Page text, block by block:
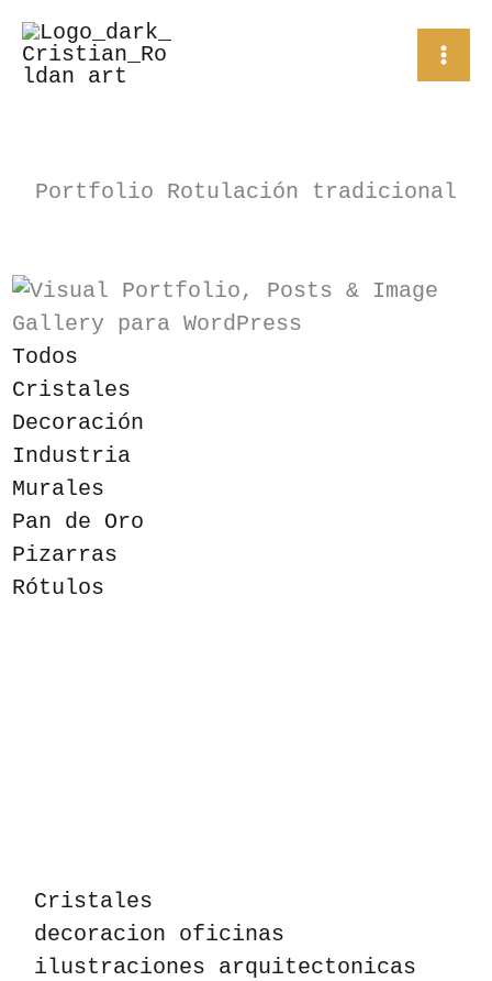
al
contenido
Portfolio Rotulación tradicional
Todos
Cristales
Decoración
Industria
Murales
Pan de Oro
Pizarras
Rótulos
Cristales
decoracion oficinas
ilustraciones arquitectonicas